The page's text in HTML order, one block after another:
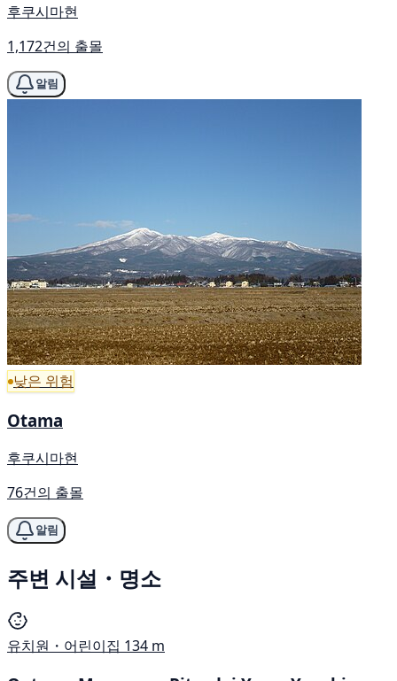
후쿠시마현
1,172건의 출몰
알림
낮은 위험
Otama
후쿠시마현
76건의 출몰
알림
주변 시설・명소
유치원・어린이집 134 m